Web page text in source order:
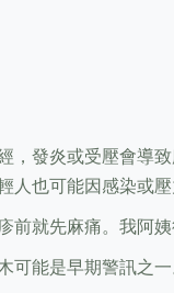
，發炎或受壓會導
也可能因感染或壓
就先麻痛。我阿
可能是早期警訊之一